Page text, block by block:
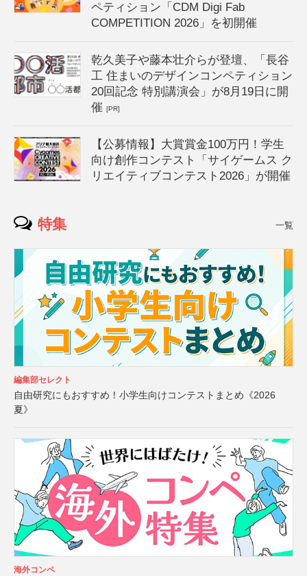
ペティション「CDM Digi Fab
COMPETITION 2026」を初開催
乾久美子や藤本壮介らが登壇、「長谷
工 住まいのデザインコンペティション
20回記念 特別講演会」が8月19日に開
催[PR]
【公募情報】大賞賞金100万円！学生
向け創作コンテスト「サイゲームス ク
リエイティブコンテスト2026」が開催
特集 一覧
編集部セレクト
自由研究にもおすすめ！小学生向けコンテストまとめ《2026
夏》
海外コンペ